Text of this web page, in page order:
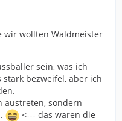
wir wollten Waldmeister
sein, was ich
bezweifel, aber ich
austreten, sondern
<--- das waren die